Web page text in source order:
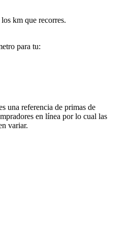
km que recorres.
para tu:
una referencia de primas de
en línea por lo cual las
variar.